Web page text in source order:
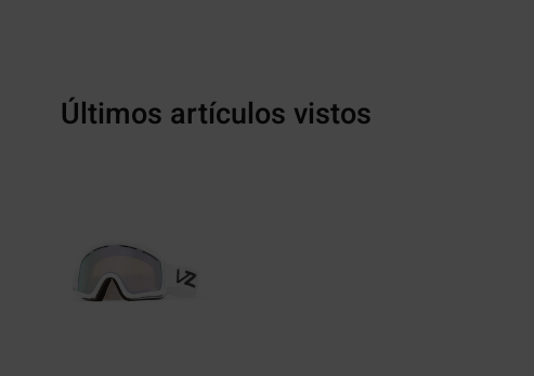
Últimos artículos vistos